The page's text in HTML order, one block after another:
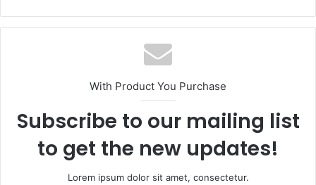
With Product You Purchase
Subscribe to our mailing list
to get the new updates!
Lorem ipsum dolor sit amet, consectetur.